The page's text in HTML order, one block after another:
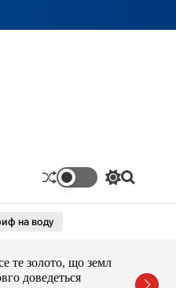
П
к
П
на воду
золото, що земля:
доведеться